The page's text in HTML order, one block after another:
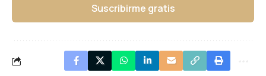
Suscribirme gratis